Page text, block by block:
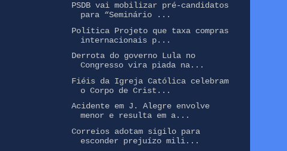
PSDB vai mobilizar pré-candidatos
para “Seminário ...
Política Projeto que taxa compras
internacionais p...
Derrota do governo Lula no
Congresso vira piada na...
Fiéis da Igreja Católica celebram
o Corpo de Crist...
Acidente em J. Alegre envolve
menor e resulta em a...
Correios adotam sigilo para
esconder prejuízo mili...